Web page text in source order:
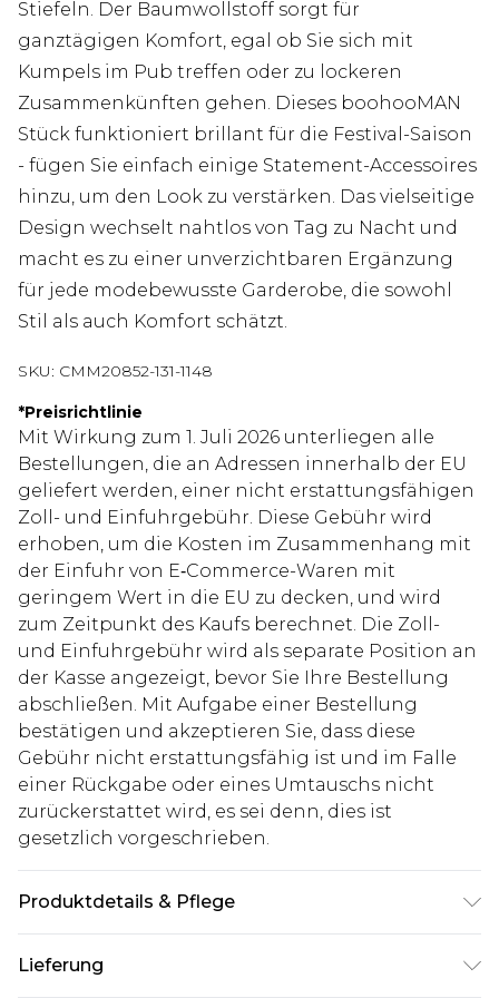
Stiefeln. Der Baumwollstoff sorgt für
ganztägigen Komfort, egal ob Sie sich mit
Kumpels im Pub treffen oder zu lockeren
Zusammenkünften gehen. Dieses boohooMAN
Stück funktioniert brillant für die Festival-Saison
- fügen Sie einfach einige Statement-Accessoires
hinzu, um den Look zu verstärken. Das vielseitige
Design wechselt nahtlos von Tag zu Nacht und
macht es zu einer unverzichtbaren Ergänzung
für jede modebewusste Garderobe, die sowohl
Stil als auch Komfort schätzt.
SKU: CMM20852-131-1148
*Preisrichtlinie
Mit Wirkung zum 1. Juli 2026 unterliegen alle
Bestellungen, die an Adressen innerhalb der EU
geliefert werden, einer nicht erstattungsfähigen
Zoll- und Einfuhrgebühr. Diese Gebühr wird
erhoben, um die Kosten im Zusammenhang mit
der Einfuhr von E‑Commerce-Waren mit
geringem Wert in die EU zu decken, und wird
zum Zeitpunkt des Kaufs berechnet. Die Zoll-
und Einfuhrgebühr wird als separate Position an
der Kasse angezeigt, bevor Sie Ihre Bestellung
abschließen. Mit Aufgabe einer Bestellung
bestätigen und akzeptieren Sie, dass diese
Gebühr nicht erstattungsfähig ist und im Falle
einer Rückgabe oder eines Umtauschs nicht
zurückerstattet wird, es sei denn, dies ist
gesetzlich vorgeschrieben.
Produktdetails & Pflege
Größe L/34
Lieferung